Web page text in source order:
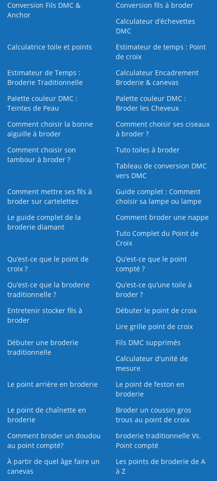
Conversion Fils DMC &
Anchor
Conversion fils à broder
Calculateur d’échevettes
DMC
Calculatrice toile et points
Estimateur de temps : Point
de croix
Estimateur de Temps :
Broderie Traditionnelle
Calculateur Encadrement
Broderie & canevas
Palette couleur DMC :
Teintes de Peau
Palette couleur DMC :
Broder les Cheveux
Comment choisir la bonne
aiguille à broder
Comment choisir ses ciseaux
à broder ?
Comment choisir son
tambour à broder ?
Tuto toiles à broder
Tableau de conversion DMC
vers DMC
Comment mettre ses fils à
broder sur cartelettes
Guide complet : Comment
choisir sa lampe ou lampe
Le guide complet de la
broderie diamant
Comment broder une nappe
Tuto Complet du Point de
Croix
Qu’est-ce que le point de
croix ?
Qu’est-ce que le point
compté ?
Qu’est-ce que la broderie
traditionnelle ?
Qu’est‑ce qu’une toile à
broder ?
Entretenir stocker fils à
broder
Débuter le point de croix
Lire grille point de croix
Débuter une broderie
traditionnelle
Fils DMC supprimés
Calculateur d'unité de
mesure
Le point arrière en broderie
Le point de feston en
broderie
Le point de chaînette en
broderie
Broder un coussin gros
trous au point de croix
Comment broder un doudou
au point compté?
broderie traditionnelle Vs.
Point compté
À partir de quel âge faire un
canevas
Les points de broderie de A
à Z